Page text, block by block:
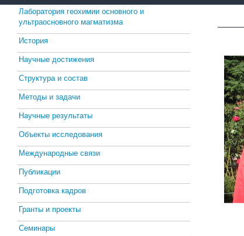
Лаборатория геохимии основного и
ультраосновного магматизма
История
Научные достижения
Структура и состав
Методы и задачи
Научные результаты
Объекты исследования
Международные связи
Публикации
Подготовка кадров
Гранты и проекты
Семинары